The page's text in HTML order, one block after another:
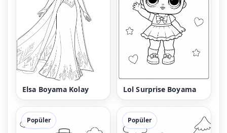
Elsa Boyama Kolay Lol Surprise Boyama
Popüler Popüler